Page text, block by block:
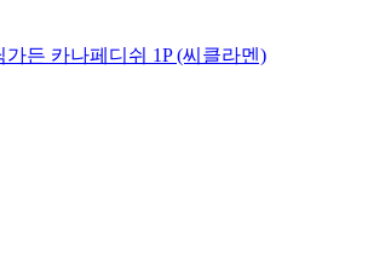
든 카나페디쉬 1P (씨클라멘)